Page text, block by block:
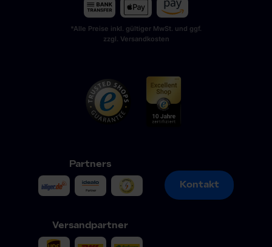
*Alle Preise inkl. gültiger MwSt. und ggf.
zzgl. Versandkosten
Partners
Versandpartner
Kontakt
Kontakt